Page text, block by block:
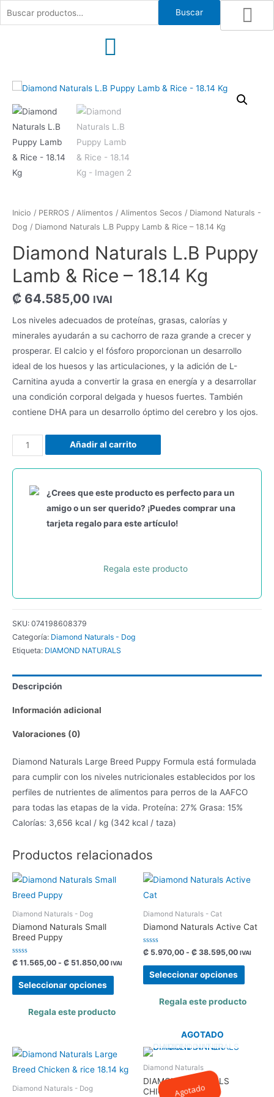
Buscar
Inicio / PERROS / Alimentos / Alimentos Secos / Diamond Naturals -
Dog / Diamond Naturals L.B Puppy Lamb & Rice – 18.14 Kg
Diamond Naturals L.B Puppy
Lamb & Rice – 18.14 Kg
₡ 64.585,00 IVAI
Los niveles adecuados de proteínas, grasas, calorías y
minerales ayudarán a su cachorro de raza grande a crecer y
prosperar. El calcio y el fósforo proporcionan un desarrollo
ideal de los huesos y las articulaciones, y la adición de L-
Carnitina ayuda a convertir la grasa en energía y a desarrollar
una condición corporal delgada y huesos fuertes. También
contiene DHA para un desarrollo óptimo del cerebro y los ojos.
Diamond
Naturals
L.B
Puppy
cantidad
Añadir al carrito
¿Crees que este producto es perfecto para un
amigo o un ser querido? ¡Puedes comprar una
tarjeta regalo para este artículo!
Regala este producto
SKU: 074198608379
Categoría: Diamond Naturals - Dog
Etiqueta: DIAMOND NATURALS
Descripción
Información adicional
Valoraciones (0)
Diamond Naturals Large Breed Puppy Formula está formulada
para cumplir con los niveles nutricionales establecidos por los
perfiles de nutrientes de alimentos para perros de la AAFCO
para todas las etapas de la vida. Proteína: 27% Grasa: 15%
Calorías: 3,656 kcal / kg (342 kcal / taza)
Productos relacionados
Diamond Naturals - Dog
Diamond Naturals Small
Breed Puppy
Valorado
con
0
de
₡ 11.565,00 - ₡ 51.850,00Rango
hasta
IVAI
Seleccionar opciones
Este
producto
tiene
Las
opciones
Regala este producto
Diamond Naturals - Cat
Diamond Naturals Active Cat
Valorado
con
0
de
₡ 5.970,00 - ₡ 38.595,00Rango
hasta
IVAI
Seleccionar opciones
Este
tiene
Regala este producto
Diamond Naturals - Dog Agotado
AGOTADO
Diamond Naturals
DIAMOND NATURALS
CHICKEN DINNER